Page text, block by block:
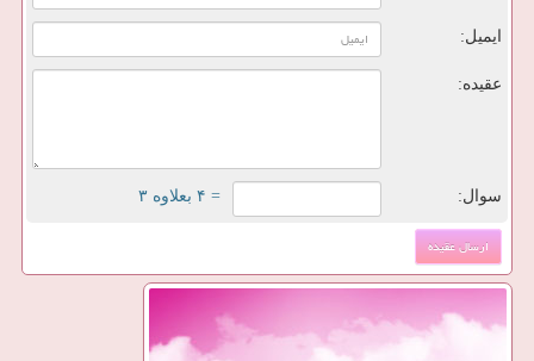
ایمیل:
عقیده:
سوال: = ۴ بعلاوه ۳